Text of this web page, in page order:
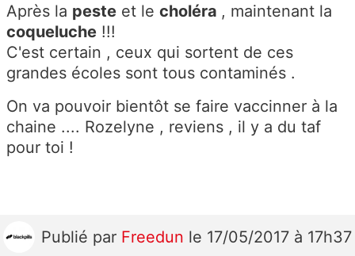
Après la peste et le choléra , maintenant la
coqueluche !!!
C'est certain , ceux qui sortent de ces
grandes écoles sont tous contaminés .
On va pouvoir bientôt se faire vaccinner à la
chaine .... Rozelyne , reviens , il y a du taf
pour toi !
Publié par Freedun le 17/05/2017 à 17h37